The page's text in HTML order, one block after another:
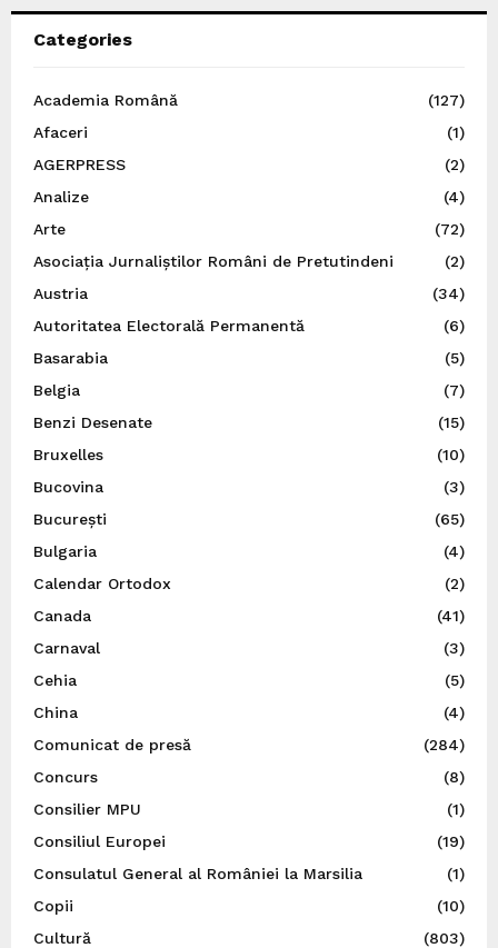
Categories
Academia Română
(127)
Afaceri
(1)
AGERPRESS
(2)
Analize
(4)
Arte
(72)
Asociația Jurnaliștilor Români de Pretutindeni
(2)
Austria
(34)
Autoritatea Electorală Permanentă
(6)
Basarabia
(5)
Belgia
(7)
Benzi Desenate
(15)
Bruxelles
(10)
Bucovina
(3)
București
(65)
Bulgaria
(4)
Calendar Ortodox
(2)
Canada
(41)
Carnaval
(3)
Cehia
(5)
China
(4)
Comunicat de presă
(284)
Concurs
(8)
Consilier MPU
(1)
Consiliul Europei
(19)
Consulatul General al României la Marsilia
(1)
Copii
(10)
Cultură
(803)